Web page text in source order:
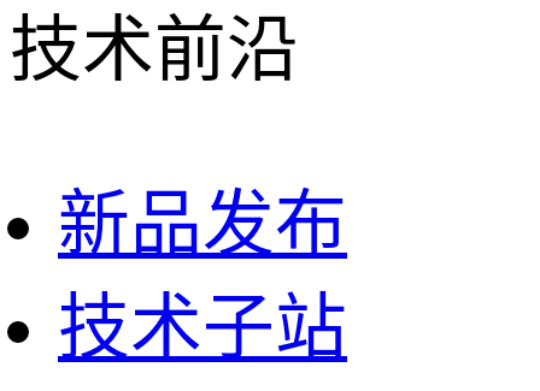
技术前沿
新品发布
技术子站